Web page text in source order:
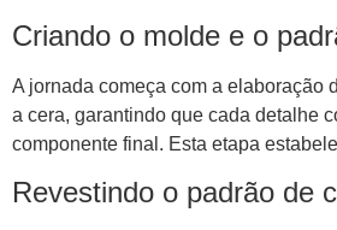
Criando o molde e o
A jornada começa com a elaboração
a cera, garantindo que cada detalhe
componente final. Esta etapa
Revestindo o padrão de